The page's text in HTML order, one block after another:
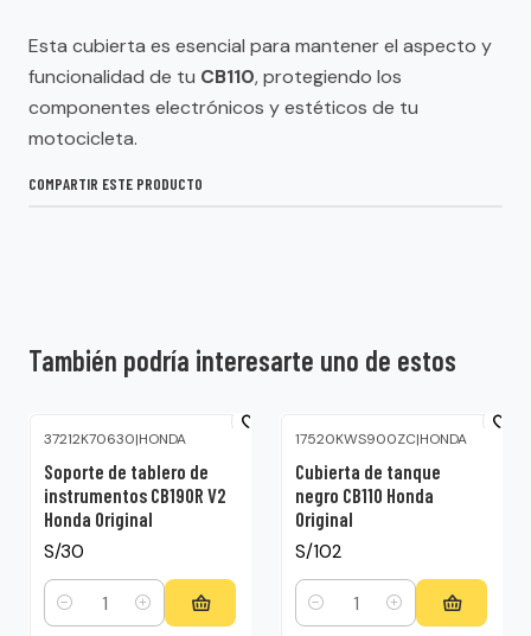
Esta cubierta es esencial para mantener el aspecto y
funcionalidad de tu CB110, protegiendo los
componentes electrónicos y estéticos de tu
motocicleta.
COMPARTIR ESTE PRODUCTO
También podría interesarte uno de estos
37212K70630|HONDA
Soporte de tablero de
instrumentos CB190R V2
Honda Original
S/30
Cantidad
17520KWS900ZC|HONDA
Cubierta de tanque
negro CB110 Honda
Original
S/102
Cantidad